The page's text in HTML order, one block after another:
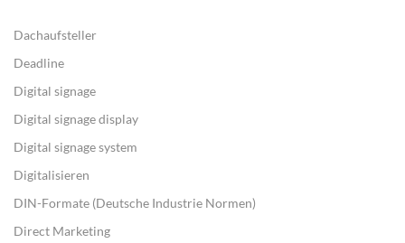
Dachaufsteller
Deadline
Digital signage
Digital signage display
Digital signage system
Digitalisieren
DIN-Formate (Deutsche Industrie Normen)
Direct Marketing